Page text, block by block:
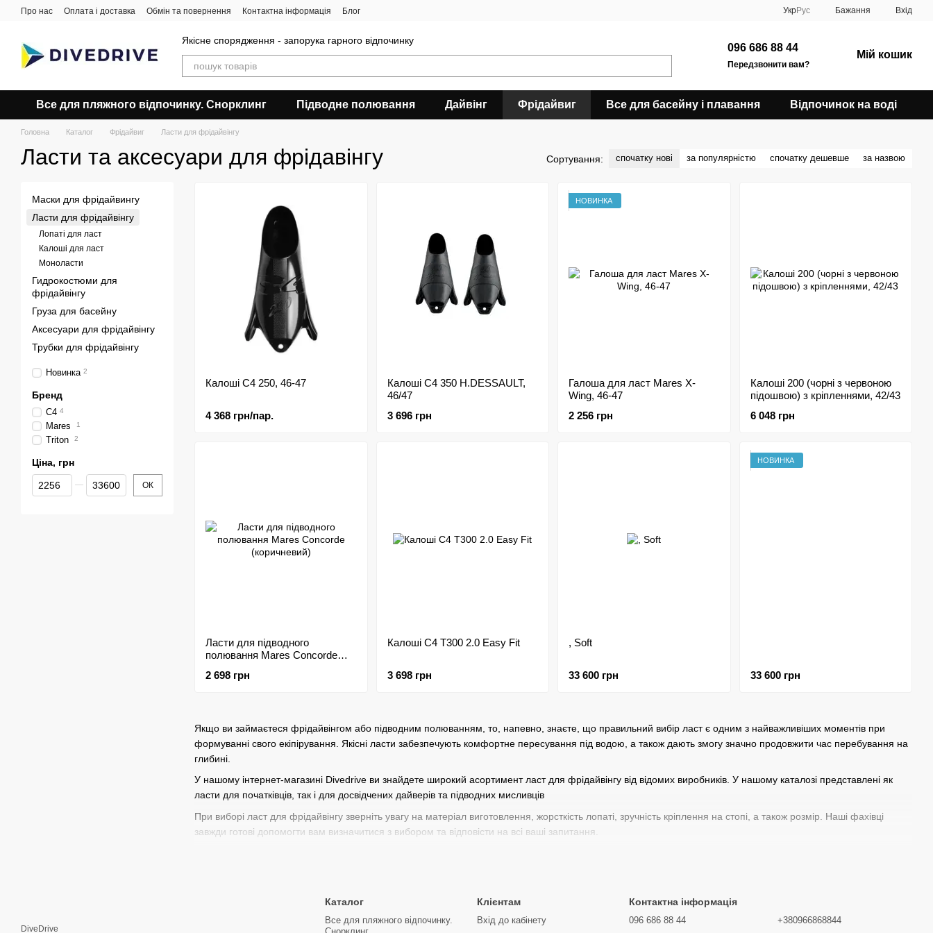
Перейти до основного контенту
Про нас Оплата і доставка Обмін та повернення Контактна інформація Блог УкрРус Бажання Вхід
Якісне спорядження - запорука гарного відпочинку
096 686 88 44
Передзвонити вам?
Мій кошик
Все для пляжного відпочинку. Снорклинг Підводне полювання Дайвінг Фрідайвиг Все для басейну і плавання Відпочинок на воді
Головна Каталог Фрідайвиг Ласти для фрідайвінгу
Ласти та аксесуари для фрідавінгу Сортування: спочатку нові за популярністю спочатку дешевше за назвою
Якщо ви займаєтеся фрідайвінгом або підводним полюванням, то, напевно, знаєте, що правильний вибір ласт є одним з найважливіших моментів при
формуванні свого екіпірування. Якісні ласти забезпечують комфортне пересування під водою, а також дають змогу значно продовжити час перебування на
глибині.
У нашому інтернет-магазині Divedrive ви знайдете широкий асортимент ласт для фрідайвінгу від відомих виробників. У нашому каталозі представлені як
ласти для початківців, так і для досвідчених дайверів та підводних мисливців
При виборі ласт для фрідайвінгу зверніть увагу на матеріал виготовлення, жорсткість лопаті, зручність кріплення на стопі, а також розмір. Наші фахівці
завжди готові допомогти вам визначитися з вибором та відповісти на всі ваші запитання.
Калоші C4 250, 46-47
4 368 грн/пар.
Калоші C4 350 H.DESSAULT,
46/47
3 696 грн
НОВИНКА
Галоша для ласт Mares X-
Wing, 46-47
2 256 грн
Калоші 200 (чорні з червоною
підошвою) з кріпленнями, 42/43
6 048 грн
Ласти для підводного
полювання Mares Concorde
2 698 грн
Калоші C4 T300 2.0 Easy Fit
3 698 грн
, Soft
33 600 грн
НОВИНКА
33 600 грн
Маски для фрідайвингу
Ласти для фрідайвінгу
Лопаті для ласт
Калоші для ласт
Моноласти
Гидрокостюми для
фрідайвінгу
Груза для басейну
Аксесуари для фрідайвінгу
Трубки для фрідайвінгу
Новинка 2
Бренд
C4 4
Mares 1
Triton 2
Ціна, грн
Від Ціна, грн
До Ціна, грн ОК
DiveDrive
Каталог
Все для пляжного відпочинку.
Клієнтам
Вхід до кабінету
Контактна інформація
096 686 88 44 +380966868844